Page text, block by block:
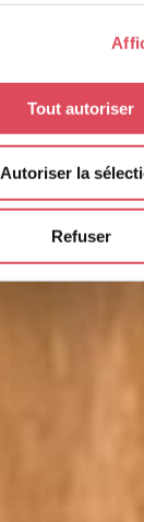
Tout autoriser
Autoriser la
Refuser